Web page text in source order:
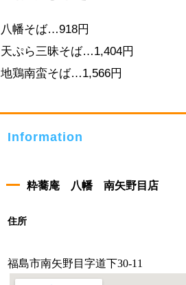
八幡そば…918円
天ぷら三昧そば…1,404円
地鶏南蛮そば…1,566円
Information
粋蕎庵 八幡 南矢野目店
住所